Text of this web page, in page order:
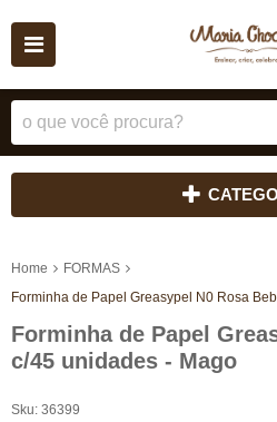
Home
FORMAS
Forminha de Papel Greasypel N0 Rosa
Forminha de Papel
c/45 unidades - Mago
Sku: 36399